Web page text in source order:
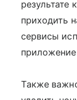
приходить
сервисы
Также